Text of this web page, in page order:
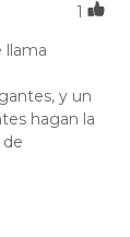
llama
y un
hagan la
de
1